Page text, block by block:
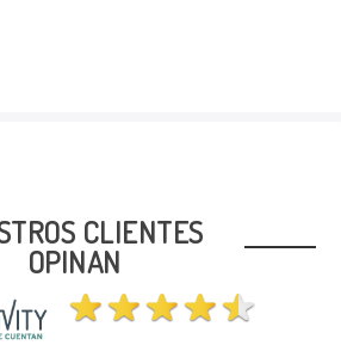
CLIENTES
OPINAN